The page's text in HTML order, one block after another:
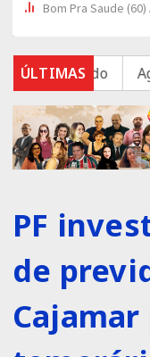
ÚLTIMAS
estudo
PF
de